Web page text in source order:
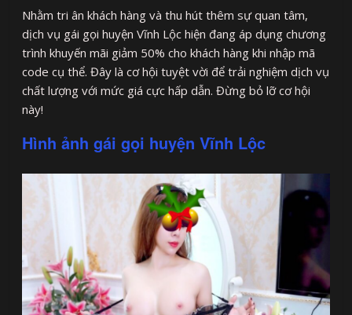
Nhằm tri ân khách hàng và thu hút thêm sự quan tâm,
dịch vụ gái gọi huyện Vĩnh Lộc hiện đang áp dụng chương
trình khuyến mãi giảm 50% cho khách hàng khi nhập mã
code cụ thể. Đây là cơ hội tuyệt vời để trải nghiệm dịch vụ
chất lượng với mức giá cực hấp dẫn. Đừng bỏ lỡ cơ hội
này!
Hình ảnh gái gọi huyện Vĩnh Lộc